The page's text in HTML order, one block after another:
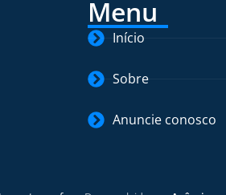
Menu
Início
Sobre
Anuncie conosco